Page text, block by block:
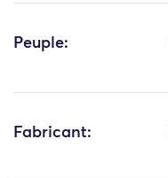
Peuple:
Fabricant: